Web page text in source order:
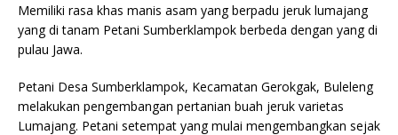
Memiliki rasa khas manis asam yang berpadu jeruk lumajang
yang di tanam Petani Sumberklampok berbeda dengan yang di
pulau Jawa.
Petani Desa Sumberklampok, Kecamatan Gerokgak, Buleleng
melakukan pengembangan pertanian buah jeruk varietas
Lumajang. Petani setempat yang mulai mengembangkan sejak